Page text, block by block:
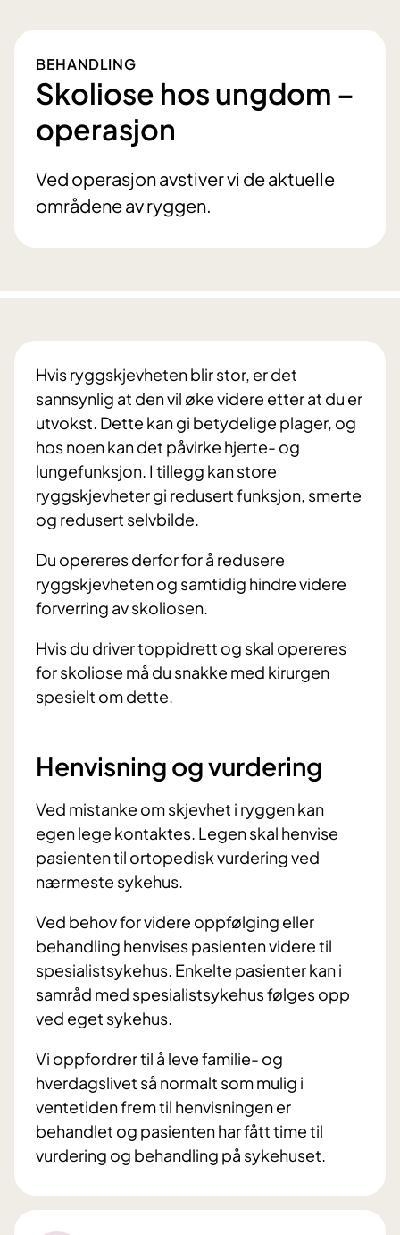
BEHANDLING
Skoliose hos ungdom –
operasjon
Ved operasjon avstiver vi de aktuelle
områdene av ryggen.
Hvis ryggskjevheten blir stor, er det
sannsynlig at den vil øke videre etter at du er
utvokst. Dette kan gi betydelige plager, og
hos noen kan det påvirke hjerte- og
lungefunksjon. I tillegg kan store
ryggskjevheter gi redusert funksjon, smerte
og redusert selvbilde.
Du opereres derfor for å redusere
ryggskjevheten og samtidig hindre videre
forverring av skoliosen.
Hvis du driver toppidrett og skal opereres
for skoliose må du snakke med kirurgen
spesielt om dette.
Henvisning og vurdering
Ved mistanke om skjevhet i ryggen kan
egen lege kontaktes. Legen skal henvise
pasienten til ortopedisk vurdering ved
nærmeste sykehus.
Ved behov for videre oppfølging eller
behandling henvises pasienten videre til
spesialistsykehus. Enkelte pasienter kan i
samråd med spesialistsykehus følges opp
ved eget sykehus.
Vi oppfordrer til å leve familie- og
hverdagslivet så normalt som mulig i
ventetiden frem til henvisningen er
behandlet og pasienten har fått time til
vurdering og behandling på sykehuset.